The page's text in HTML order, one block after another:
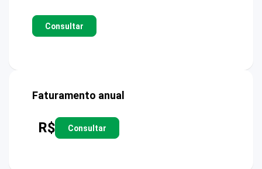
Consultar
Faturamento anual
R$ Consultar